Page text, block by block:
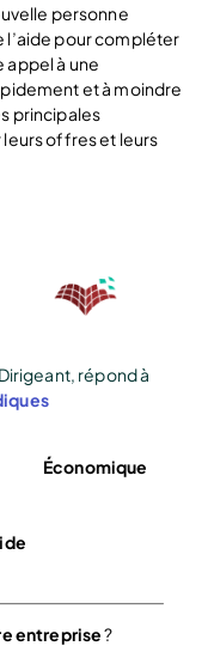
personne
l’aide pour compléter
appel à une
et à moindre
principales
offres et leurs
répond à
Économique
entreprise?